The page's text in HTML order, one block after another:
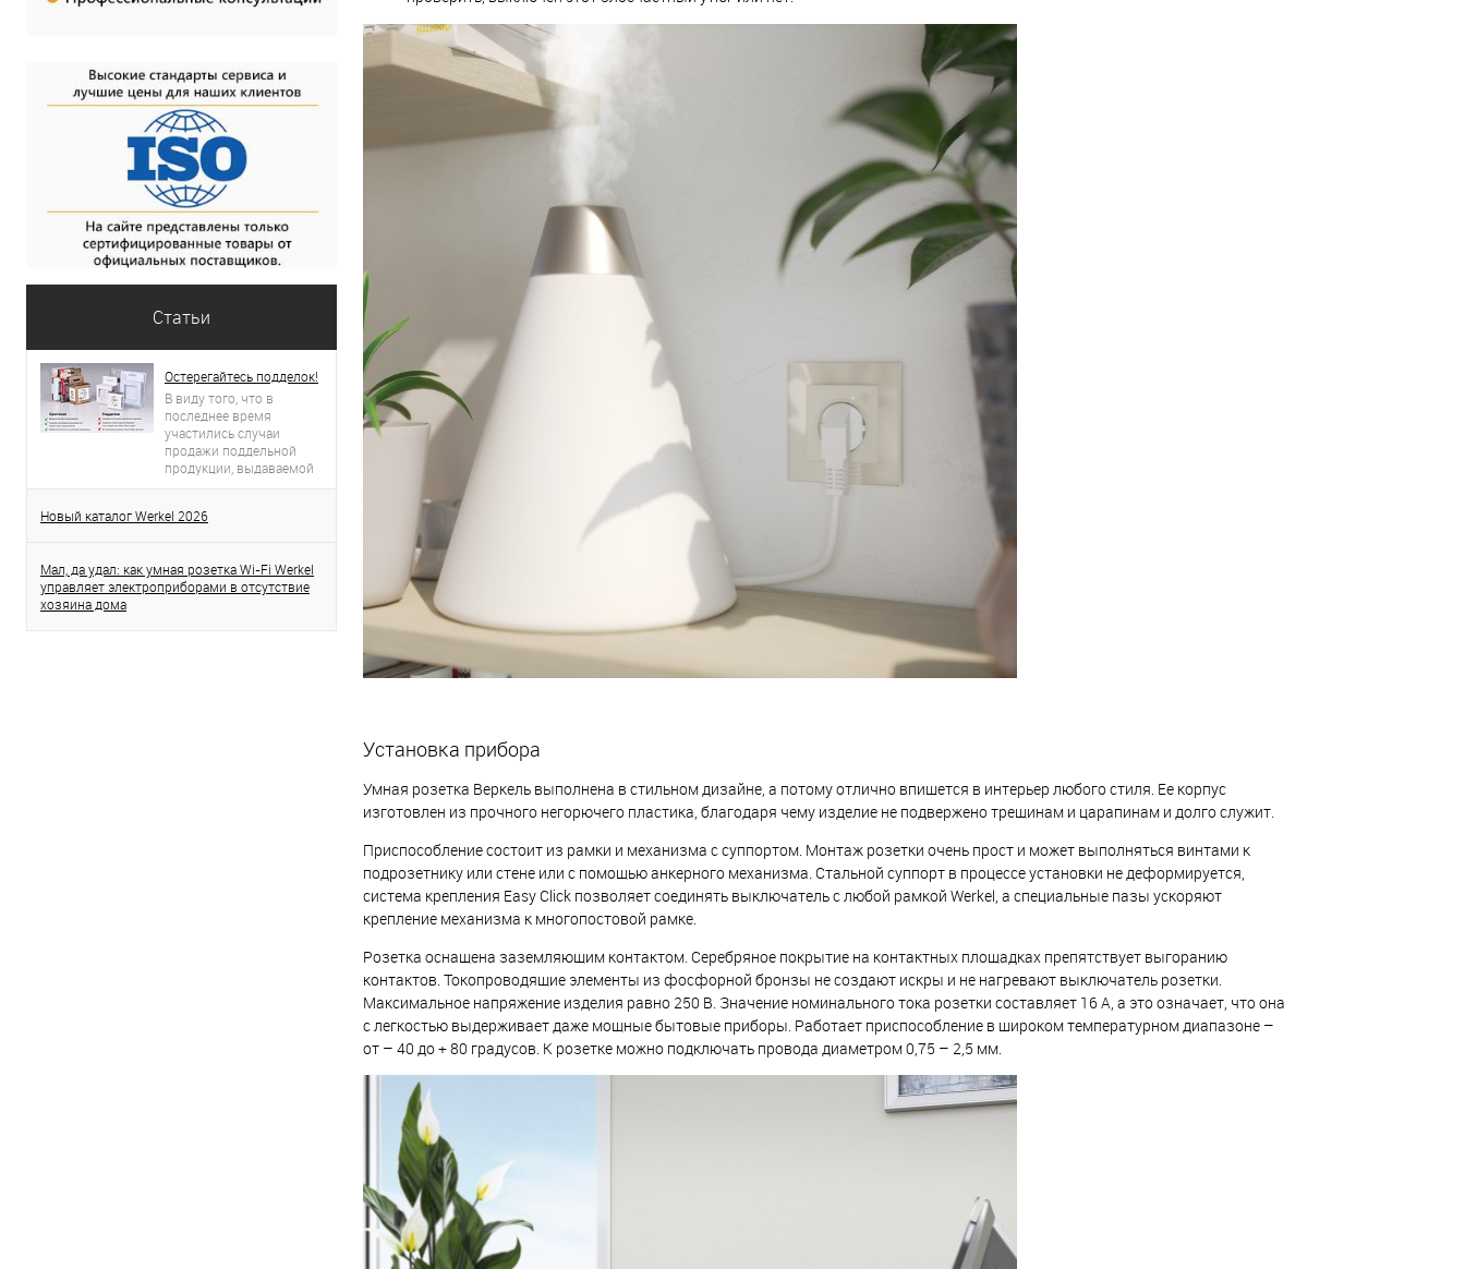
Статьи
Остерегайтесь подделок!
В виду того, что в
последнее время
участились случаи
продажи поддельной
продукции, выдаваемой
за продукцию торговой
проявлять бдительность.
оригинальность
приобретенного товара.
Новый каталог Werkel 2026
Мал, да удал: как умная розетка Wi-Fi Werkel
управляет электроприборами в отсутствие
хозяина дома
Установка прибора
Умная розетка Веркель выполнена в стильном дизайне, а потому отлично впишется в интерьер любого стиля. Ее корпус
изготовлен из прочного негорючего пластика, благодаря чему изделие не подвержено трещинам и царапинам и долго служит.
Приспособление состоит из рамки и механизма с суппортом. Монтаж розетки очень прост и может выполняться винтами к
подрозетнику или стене или с помощью анкерного механизма. Стальной суппорт в процессе установки не деформируется,
система крепления Easy Click позволяет соединять выключатель с любой рамкой Werkel, а специальные пазы ускоряют
крепление механизма к многопостовой рамке.
Розетка оснащена заземляющим контактом. Серебряное покрытие на контактных площадках препятствует выгоранию
контактов. Токопроводящие элементы из фосфорной бронзы не создают искры и не нагревают выключатель розетки.
Максимальное напряжение изделия равно 250 В. Значение номинального тока розетки составляет 16 А, а это означает, что она
с легкостью выдерживает даже мощные бытовые приборы. Работает приспособление в широком температурном диапазоне –
от – 40 до + 80 градусов. К розетке можно подключать провода диаметром 0,75 – 2,5 мм.